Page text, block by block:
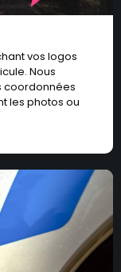
vos logos
Nous
coordonnées
les photos ou